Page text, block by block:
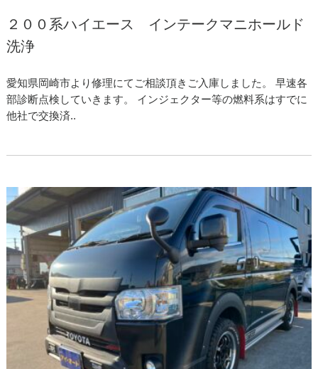
２００系ハイエース インテークマニホールド
洗浄
愛知県岡崎市より修理にてご相談頂きご入庫しました。 早速各
部診断点検していきます。 インジェクター等の燃料系はすでに
他社で交換済..